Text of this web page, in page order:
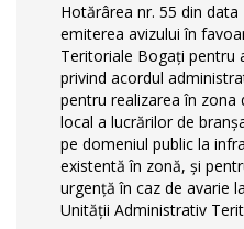
Hotărârea nr. 55 din
emiterea avizului în
Teritoriale Bogați pentru
privind acordul
pentru realizarea în zona
local a lucrărilor de
pe domeniul public la
existentă în zonă, și
urgență în caz de avarie
Unității Administrativ